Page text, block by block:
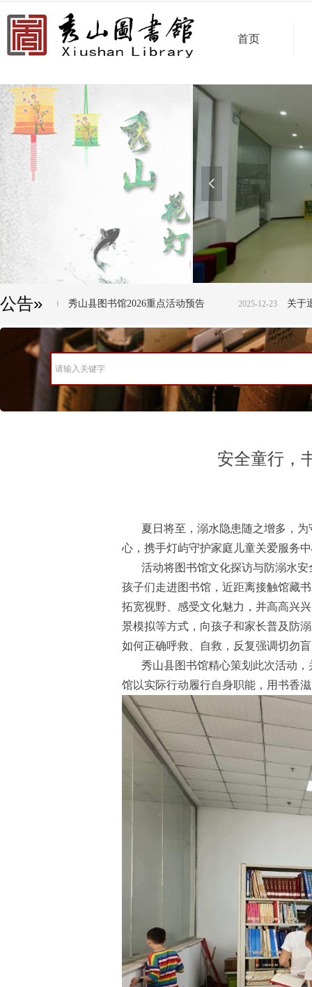
首页
넳
公告» 2025-12-23
秀山县图书馆2026重点活动预告 关于退还读
请输入关键字
安全童行，
夏日将至，溺水隐患随之增多，
心，携手灯屿守护家庭儿童关爱服务
活动将图书馆文化探访与防溺水
孩子们走进图书馆，近距离接触馆藏
拓宽视野、感受文化魅力，并高高兴
景模拟等方式，向孩子和家长普及防
如何正确呼救、自救，反复强调切勿
秀山县图书馆精心策划此次活动
馆以实际行动履行自身职能，用书香